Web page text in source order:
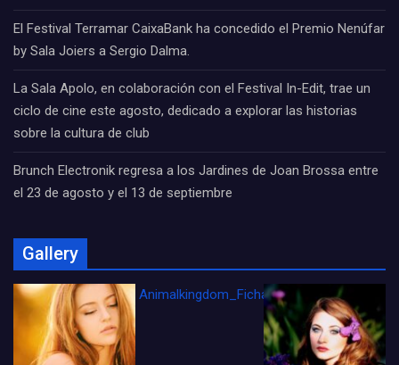
El Festival Terramar CaixaBank ha concedido el Premio Nenúfar
by Sala Joiers a Sergio Dalma.
La Sala Apolo, en colaboración con el Festival In-Edit, trae un
ciclo de cine este agosto, dedicado a explorar las historias
sobre la cultura de club
Brunch Electronik regresa a los Jardines de Joan Brossa entre
el 23 de agosto y el 13 de septiembre
Gallery
Animalkingdom_FichaCine